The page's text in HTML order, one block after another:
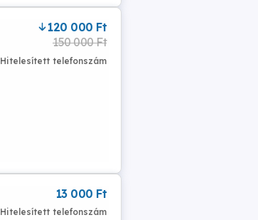
120 000 Ft
150 000 Ft
Hitelesített telefonszám
13 000 Ft
Hitelesített telefonszám